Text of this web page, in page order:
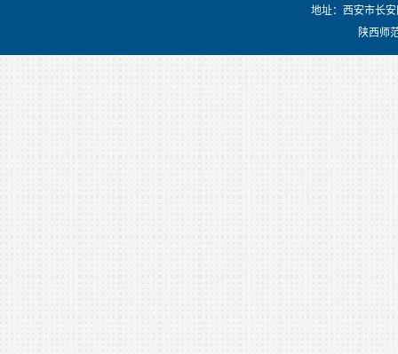
地址：西安市长
陕西师